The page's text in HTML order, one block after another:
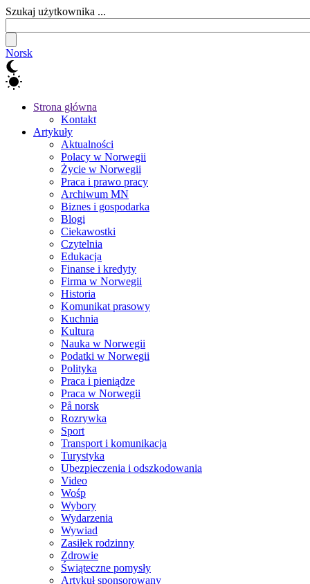
Szukaj użytkownika ...
Norsk
Strona główna
Kontakt
Artykuły
Aktualności
Polacy w Norwegii
Życie w Norwegii
Praca i prawo pracy
Archiwum MN
Biznes i gospodarka
Blogi
Ciekawostki
Czytelnia
Edukacja
Finanse i kredyty
Firma w Norwegii
Historia
Komunikat prasowy
Kuchnia
Kultura
Nauka w Norwegii
Podatki w Norwegii
Polityka
Praca i pieniądze
Praca w Norwegii
På norsk
Rozrywka
Sport
Transport i komunikacja
Turystyka
Ubezpieczenia i odszkodowania
Video
Wośp
Wybory
Wydarzenia
Wywiad
Zasiłek rodzinny
Zdrowie
Świąteczne pomysły
Artykuł sponsorowany